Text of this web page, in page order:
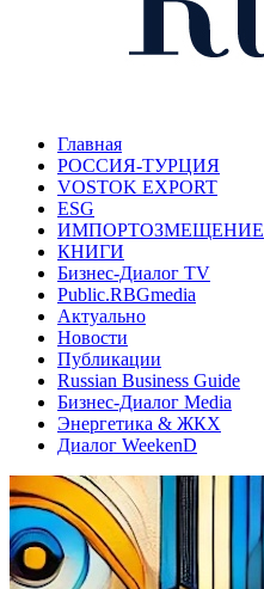
Главная
РОССИЯ-ТУРЦИЯ
VOSTOK EXPORT
ESG
ИМПОРТОЗМЕЩЕНИЕ
КНИГИ
Бизнес-Диалог TV
Public.RBGmedia
Актуально
Новости
Публикации
Russian Business Guide
Бизнес-Диалог Media
Энергетика & ЖКХ
Диалог WeekenD